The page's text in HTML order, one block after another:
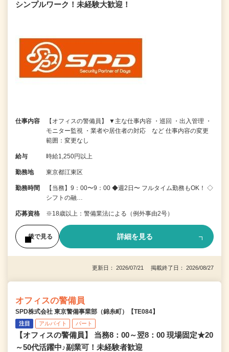
シンプルワーク！未経験大歓迎！
仕事内容
【オフィスの警備員】 ▼主な仕事内容 ・巡回 ・出入管理 ・
モニター監視 ・業者や居住者の対応 など 仕事内容の変更
範囲：変更なし
給与 時給1,250円以上
勤務地 東京都江東区
勤務時間
【当務】9：00〜9：00 ◆週2日〜 フルタイム勤務もOK！ ◇
シフトの融…
応募資格 ※18歳以上：警備業法による（例外事由2号）
後で見る 詳細を見る
更新日： 2026/07/21 掲載終了日： 2026/08/27
オフィスの警備員
SPD株式会社 東京警備事業部（錦糸町）【TE084】
注目 アルバイト パート
【オフィスの警備員】 当務8：00～翌8：00 現場固定★20
～50代活躍中♪副業可！未経験者歓迎